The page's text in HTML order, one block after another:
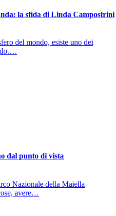
la sfida di Linda Campostrini
del mondo, esiste uno dei
dal punto di vista
Nazionale della Maiella
avere…